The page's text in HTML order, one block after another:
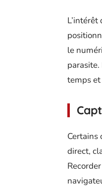
le
temps
Certains
direct,